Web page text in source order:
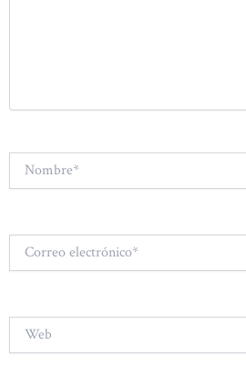
Nombre*
Correo
electrónico*